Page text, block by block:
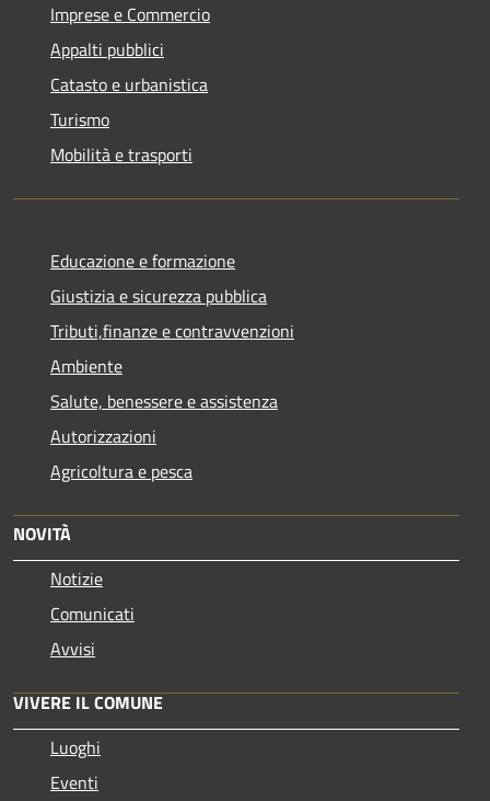
Imprese e Commercio
Appalti pubblici
Catasto e urbanistica
Turismo
Mobilità e trasporti
Educazione e formazione
Giustizia e sicurezza pubblica
Tributi,finanze e contravvenzioni
Ambiente
Salute, benessere e assistenza
Autorizzazioni
Agricoltura e pesca
NOVITÀ
Notizie
Comunicati
Avvisi
VIVERE IL COMUNE
Luoghi
Eventi